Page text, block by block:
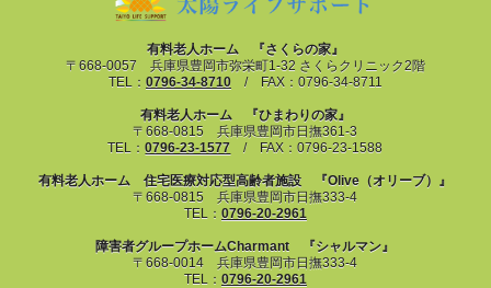
有料老人ホーム 『さくらの家』
〒668-0057 兵庫県豊岡市弥栄町1-32 さくらクリニック2階
TEL： 0796-34-8710/ FAX：0796-34-8711
有料老人ホーム 『ひまわりの家』
〒668-0815 兵庫県豊岡市日撫361-3
TEL：0796-23-1577 / FAX：0796-23-1588
有料老人ホーム 住宅医療対応型高齢者施設 『Olive（オリーブ）』
〒668-0815 兵庫県豊岡市日撫333-4
TEL： 0796-20-2961
障害者グループホームCharmant 『シャルマン』
〒668-0014 兵庫県豊岡市日撫333-4
TEL： 0796-20-2961